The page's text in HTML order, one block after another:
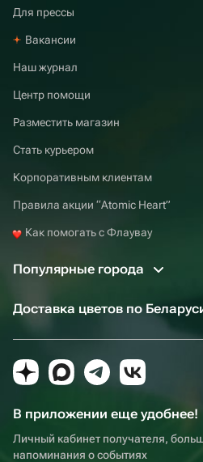
Для прессы
Вакансии
Наш журнал
Центр помощи
Разместить магазин
Стать курьером
Корпоративным клиентам
Правила акции “Atomic Heart”
Как помогать с Флаувау
Популярные города
Доставка цветов по
В приложении еще удобнее!
Личный кабинет получателя,
напоминания о событиях